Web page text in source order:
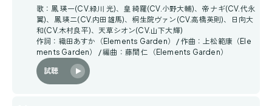
歌：鳳 瑛一(CV.緑川 光)、皇 綺羅(CV.小野大輔)、帝 ナギ(CV.代永
翼)、鳳 瑛二(CV.内田雄馬)、桐生院ヴァン(CV.高橋英則)、日向大
和(CV.木村良平)、天草シオン(CV.山下大輝)
作詞：織田あすか（Elements Garden） / 作曲：上松範康（Ele
ments Garden） / 編曲：藤間 仁（Elements Garden）
試聴